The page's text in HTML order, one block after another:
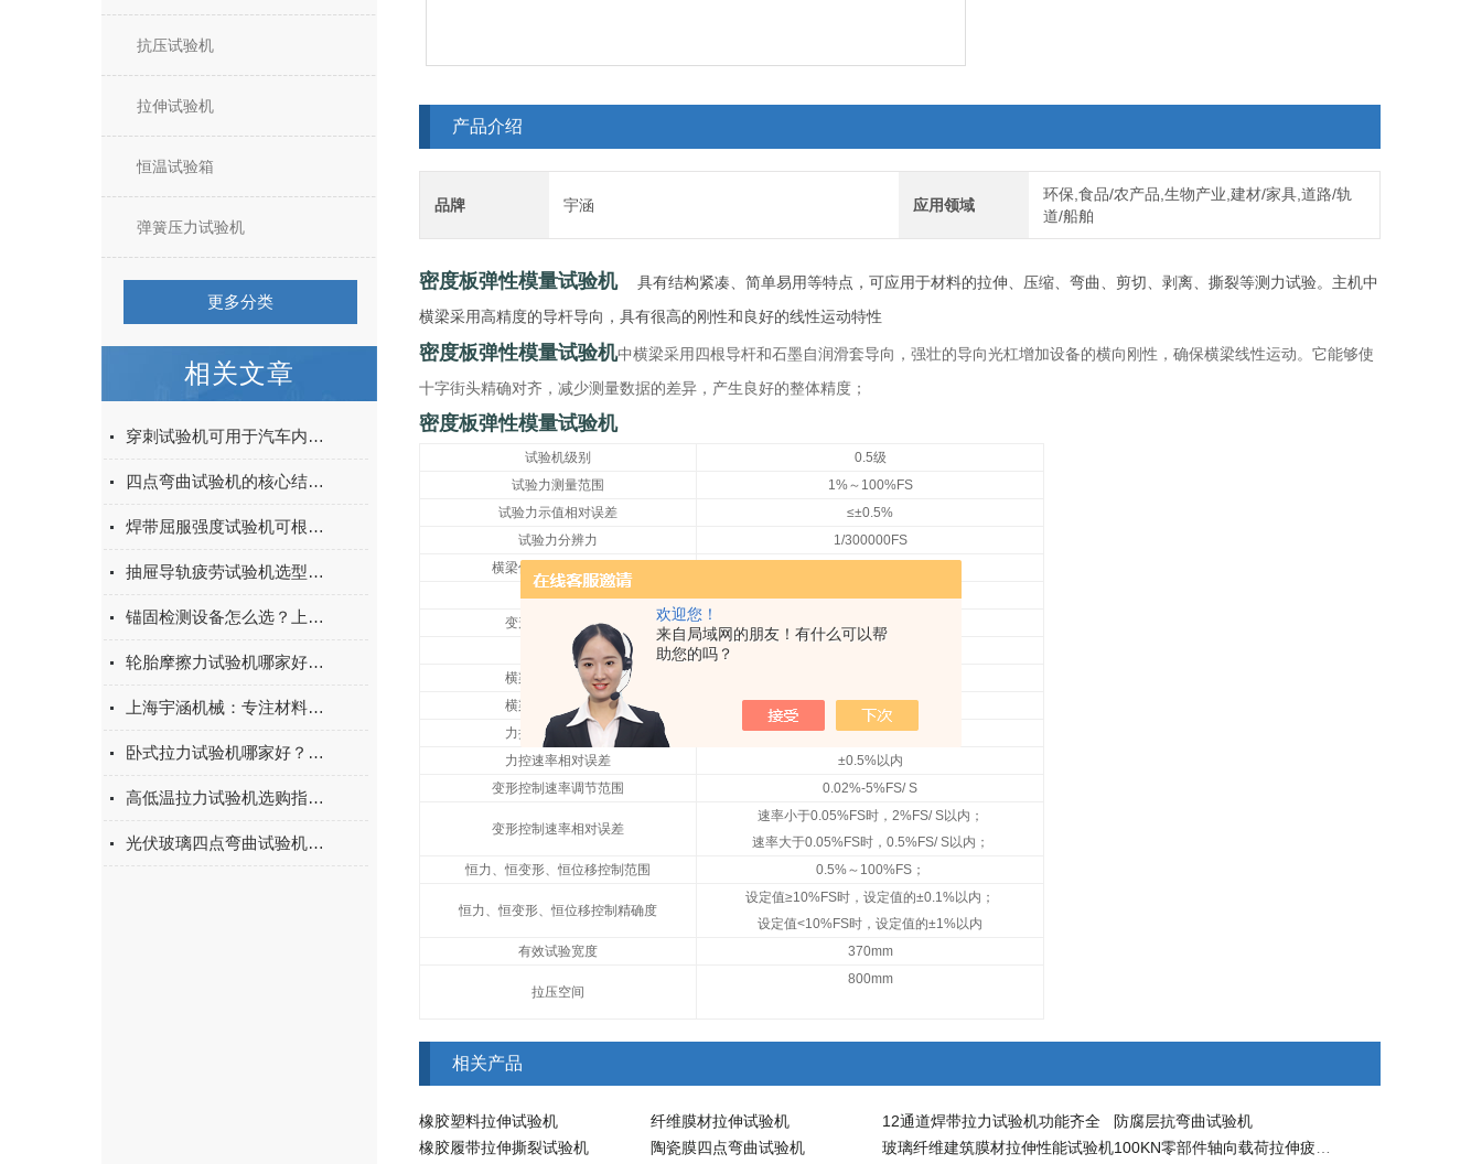
欢迎您！
来自局域网的朋友！有什么可以帮
助您的吗？
抗压试验机
拉伸试验机
恒温试验箱
弹簧压力试验机
更多分类
相关文章
穿刺试验机可用于汽车内饰表皮、防撞缓冲材料得性能测试
四点弯曲试验机的核心结构与工作原理特点
焊带屈服强度试验机可根据不同标准和试验需求调整试验条件
抽屉导轨疲劳试验机选型指南：如何量化评估家具五金的耐用性
锚固检测设备怎么选？上海宇涵膨胀螺丝拉拔试验机品牌评测
轮胎摩擦力试验机哪家好？上海宇涵试验机综合评测
上海宇涵机械：专注材料力学检测，电池片拉力试验机助力光伏品质管控
卧式拉力试验机哪家好？2026年国产实力厂家实测推荐
高低温拉力试验机选购指南：聚焦上海宇涵的技术实力与可靠方案
光伏玻璃四点弯曲试验机的重要性
产品介绍
品牌 宇涵 应用领域
环保,食品/农产品,生物产业,建材/家具,道路/轨
道/船舶
密度板弹性模量试验机 具有结构紧凑、简单易用等特点，可应用于材料的拉伸、压缩、弯曲、剪切、剥离、撕裂等测力试验。主机中
横梁采用高精度的导杆导向，具有很高的刚性和良好的线性运动特性
密度板弹性模量试验机中横梁采用四根导杆和石墨自润滑套导向，强壮的导向光杠增加设备的横向刚性，确保横梁线性运动。它能够使
十字街头精确对齐，减少测量数据的差异，产生良好的整体精度；
密度板弹性模量试验机
试验机级别
0.5级
试验力测量范围
1%～100%FS
试验力示值相对误差
≤±0.5%
试验力分辨力
1/300000FS
横梁位移示值相对误差
位移分辨力
0.0001mm
变形示值相对误差
≤±0.5%
变形分辨力
横梁速度调节范围
横梁速度相对误差
≤设定值的±0.5%以内
力控速率调节范围
0.005%～0.5%FS/ S
力控速率相对误差
±0.5%以内
变形控制速率调节范围
0.02%-5%FS/ S
变形控制速率相对误差
速率小于0.05%FS时，2%FS/ S以内；
速率大于0.05%FS时，0.5%FS/ S以内；
恒力、恒变形、恒位移控制范围
0.5%～100%FS；
恒力、恒变形、恒位移控制精确度
设定值≥10%FS时，设定值的±0.1%以内；
设定值<10%FS时，设定值的±1%以内
有效试验宽度
370mm
拉压空间
800mm
相关产品
橡胶塑料拉伸试验机 纤维膜材拉伸试验机 12通道焊带拉力试验机功能齐全
防腐层抗弯曲试验机
橡胶履带拉伸撕裂试验机
陶瓷膜四点弯曲试验机 玻璃纤维建筑膜材拉伸性能试验机